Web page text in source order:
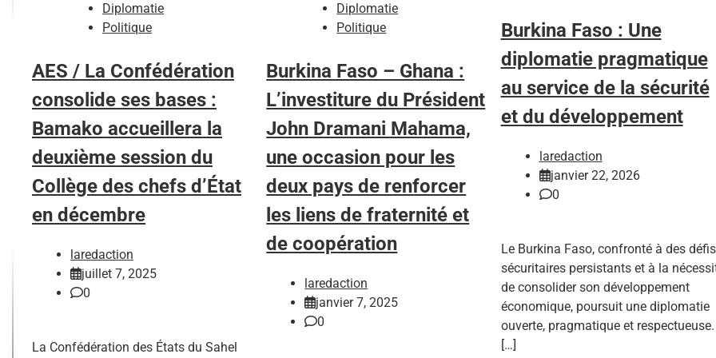
Diplomatie
Politique
AES / La Confédération
consolide ses bases :
Bamako accueillera la
deuxième session du
Collège des chefs d’État
en décembre
laredaction
juillet 7, 2025
0
La Confédération des États du Sahel
Diplomatie
Politique
Burkina Faso – Ghana :
L’investiture du Président
John Dramani Mahama,
une occasion pour les
deux pays de renforcer
les liens de fraternité et
de coopération
laredaction
janvier 7, 2025
0
Burkina Faso : Une
diplomatie pragmatique
au service de la sécurité
et du développement
laredaction
janvier 22, 2026
0
Le Burkina Faso, confronté à des défis
sécuritaires persistants et à la
de consolider son développement
économique, poursuit une diplomatie
ouverte, pragmatique et respectueuse.
[…]